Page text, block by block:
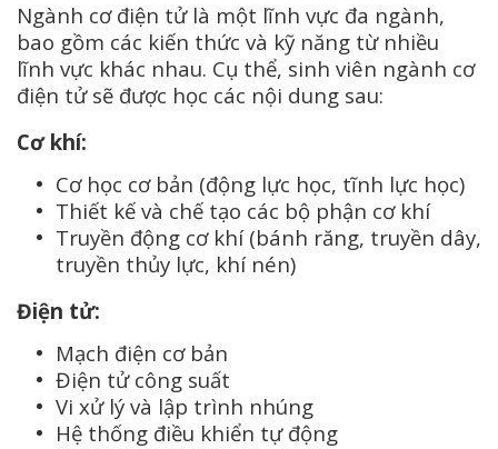
Ngành cơ điện tử là một lĩnh vực đa ngành,
bao gồm các kiến thức và kỹ năng từ nhiều
lĩnh vực khác nhau. Cụ thể, sinh viên ngành cơ
điện tử sẽ được học các nội dung sau:
Cơ khí:
Cơ học cơ bản (động lực học, tĩnh lực học)
Thiết kế và chế tạo các bộ phận cơ khí
Truyền động cơ khí (bánh răng, truyền dây,
truyền thủy lực, khí nén)
Điện tử:
Mạch điện cơ bản
Điện tử công suất
Vi xử lý và lập trình nhúng
Hệ thống điều khiển tự động